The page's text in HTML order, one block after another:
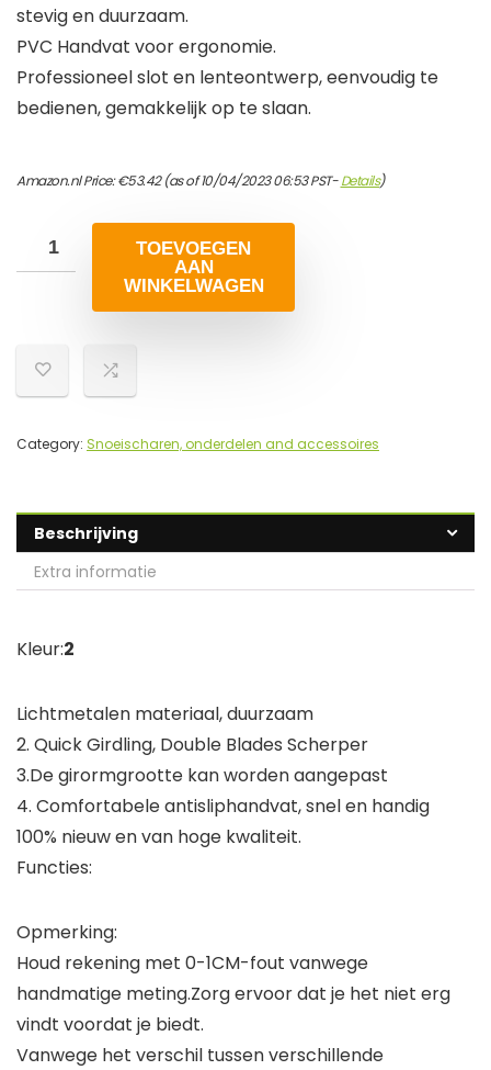
stevig en duurzaam.
PVC Handvat voor ergonomie.
Professioneel slot en lenteontwerp, eenvoudig te
bedienen, gemakkelijk op te slaan.
Amazon.nl Price:€53.42(as of 10/04/2023 06:53 PST-Details)
TOEVOEGEN
AAN
WINKELWAGEN
Category: Snoeischaren, onderdelen and accessoires
Beschrijving
Extra informatie
Kleur:2
Lichtmetalen materiaal, duurzaam
2. Quick Girdling, Double Blades Scherper
3.De girormgrootte kan worden aangepast
4. Comfortabele antisliphandvat, snel en handig
100% nieuw en van hoge kwaliteit.
Functies:
Opmerking:
Houd rekening met 0-1CM-fout vanwege
handmatige meting.Zorg ervoor dat je het niet erg
vindt voordat je biedt.
Vanwege het verschil tussen verschillende